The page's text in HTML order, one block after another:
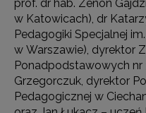
prof. dr hab. Zenon
w Katowicach), dr
Pedagogiki Specjalnej
w Warszawie), dyrektor
Ponadpodstawowych
Grzegorczuk, dyrektor
Pedagogicznej w